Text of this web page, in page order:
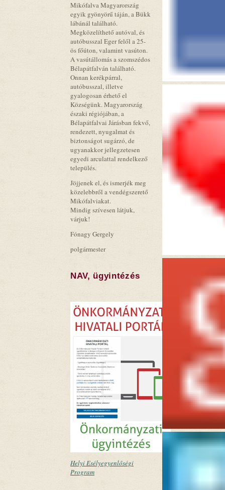
Mikófalva Magyarország
egyik gyönyörű táján, a Bükk
lábánál található.
Megközelíthető autóval, és
autóbusszal Eger felől a 25-
ös főúton, valamint vasúton.
A vasútállomás a szomszédos
Bélapátfalván található.
Onnan kerékpárral,
autóbusszal, illetve
gyalogosan érhető el
Községünk. Magyarország
északi régiójában, a
Bélapátfalvai Járásban fekvő,
rendezett, nyugalmat és
biztonságot sugárzó, de
ugyanakkor jellegzetesen
egyedi arculattal rendelkező
település.
Jöjjenek el, és ismerjék meg
közelebbről a vendégszerető
Mikófalviakat.
Mindig szívesen látjuk,
várjuk!
Fónagy Gergely
polgármester
NAV, ügyintézés
Helyi Esélyegyenlőségi
Program